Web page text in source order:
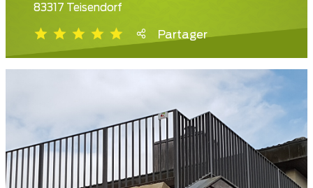
83317 Teisendorf
Partager